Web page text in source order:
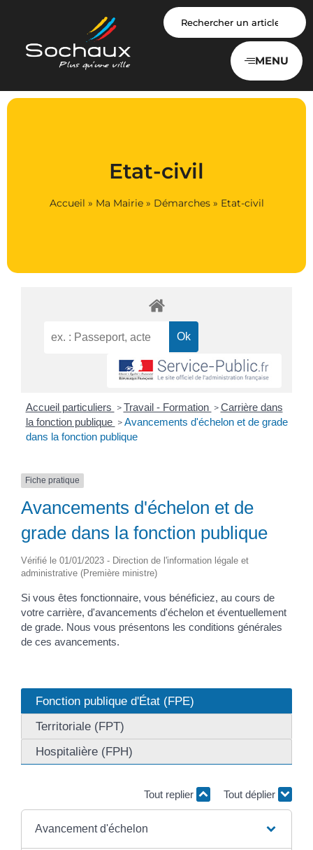
MENU
Etat-civil
Accueil » Ma Mairie» Démarches» Etat-civil
Accueil particuliers > Travail - Formation > Carrière dans
la fonction publique > Avancements d'échelon et de grade
dans la fonction publique
Fiche pratique
Avancements d'échelon et de
grade dans la fonction publique
Vérifié le 01/01/2023 - Direction de l'information légale et
administrative (Première ministre)
Si vous êtes fonctionnaire, vous bénéficiez, au cours de
votre carrière, d'avancements d'échelon et éventuellement
de grade. Nous vous présentons les conditions générales
de ces avancements.
Fonction publique d'État (FPE)
Territoriale (FPT)
Hospitalière (FPH)
Tout replier Tout déplier
Avancement d'échelon
Panneau de gestion des cookies